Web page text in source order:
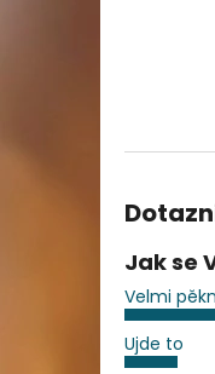
Jak se
Velmi
Ujde to